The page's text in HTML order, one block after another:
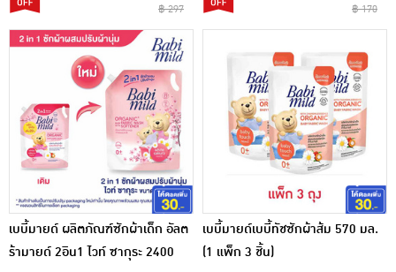
฿ 297
฿ 170
เบบี้มายด์ ผลิตภัณฑ์ซักผ้าเด็ก อัลต
ร้ามายด์ 2อิน1 ไวท์ ซากุระ 2400
เบบี้มายด์เบบี้ทัชซักผ้าส้ม 570 มล.
(1 แพ็ก 3 ชิ้น)